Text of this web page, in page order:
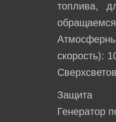
топлива,
скорость):
Защита
Генератор